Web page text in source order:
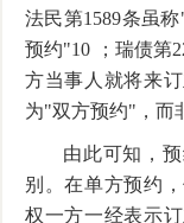
法民第1589条虽
预约"10 ；瑞债第
方当事人就将来
为"双方预约"，而
由此可知，
别。在单方预约
权一方一经表示